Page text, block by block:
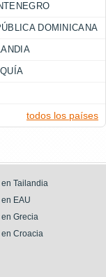
DOMINICANA
todos los países
en Tailandia
EAU
en Grecia
en Croacia